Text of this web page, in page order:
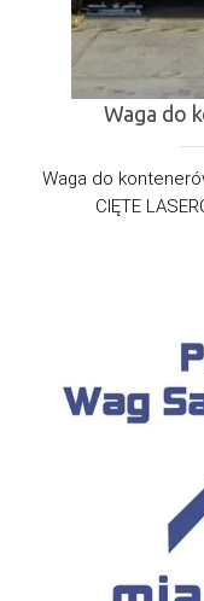
Waga do
Waga do
CIĘTE